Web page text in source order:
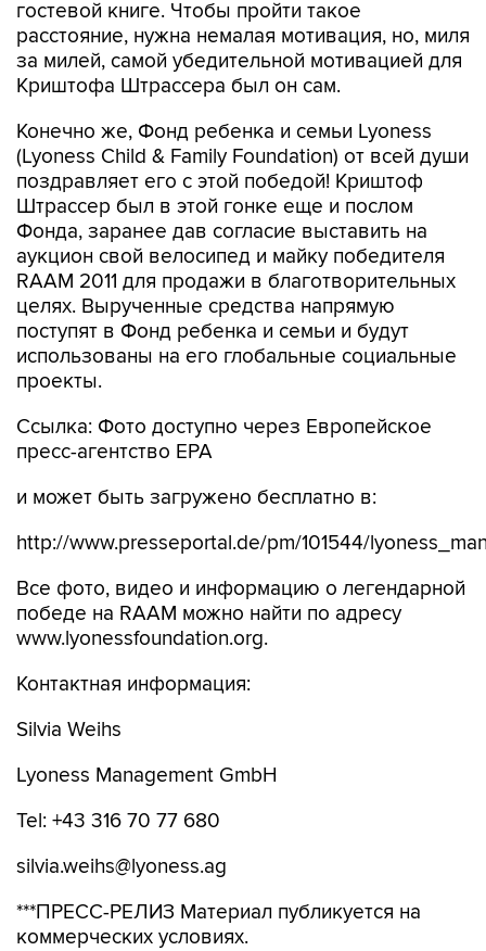
гостевой книге. Чтобы пройти такое
расстояние, нужна немалая мотивация, но, миля
за милей, самой убедительной мотивацией для
Криштофа Штрассера был он сам.
Конечно же, Фонд ребенка и семьи Lyoness
(Lyoness Child & Family Foundation) от всей души
поздравляет его с этой победой! Криштоф
Штрассер был в этой гонке еще и послом
Фонда, заранее дав согласие выставить на
аукцион свой велосипед и майку победителя
RAAM 2011 для продажи в благотворительных
целях. Вырученные средства напрямую
поступят в Фонд ребенка и семьи и будут
использованы на его глобальные социальные
проекты.
Ссылка: Фото доступно через Европейское
пресс-агентство EPA
и может быть загружено бесплатно в:
http://www.presseportal.de/pm/101544/
Все фото, видео и информацию о легендарной
победе на RAAM можно найти по адресу
www.lyonessfoundation.org.
Контактная информация:
Silvia Weihs
Lyoness Management GmbH
Tel: +43 316 70 77 680
silvia.weihs@lyoness.ag
***ПРЕСС-РЕЛИЗ Материал публикуется на
коммерческих условиях.